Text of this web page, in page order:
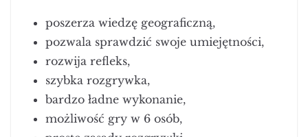
poszerza wiedzę geograficzną,
pozwala sprawdzić swoje umiejętności,
rozwija refleks,
szybka rozgrywka,
bardzo ładne wykonanie,
możliwość gry w 6 osób,